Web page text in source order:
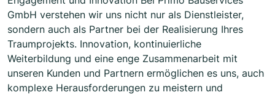
GmbH verstehen wir uns nicht nur als Dienstleister,
sondern auch als Partner bei der Realisierung Ihres
Traumprojekts. Innovation, kontinuierliche
Weiterbildung und eine enge Zusammenarbeit mit
unseren Kunden und Partnern ermöglichen es uns, auch
komplexe Herausforderungen zu meistern und